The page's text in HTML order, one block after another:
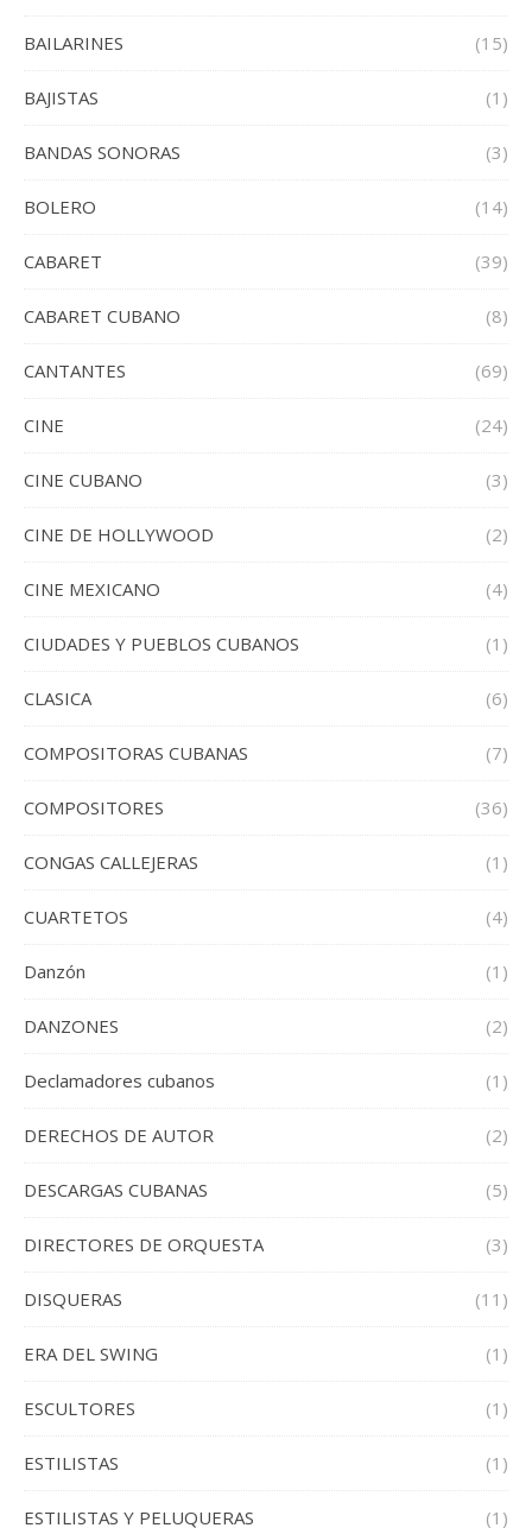
BAILARINES (15)
BAJISTAS (1)
BANDAS SONORAS (3)
BOLERO (14)
CABARET (39)
CABARET CUBANO (8)
CANTANTES (69)
CINE (24)
CINE CUBANO (3)
CINE DE HOLLYWOOD (2)
CINE MEXICANO (4)
CIUDADES Y PUEBLOS CUBANOS (1)
CLASICA (6)
COMPOSITORAS CUBANAS (7)
COMPOSITORES (36)
CONGAS CALLEJERAS (1)
CUARTETOS (4)
Danzón (1)
DANZONES (2)
Declamadores cubanos (1)
DERECHOS DE AUTOR (2)
DESCARGAS CUBANAS (5)
DIRECTORES DE ORQUESTA (3)
DISQUERAS (11)
ERA DEL SWING (1)
ESCULTORES (1)
ESTILISTAS (1)
ESTILISTAS Y PELUQUERAS (1)